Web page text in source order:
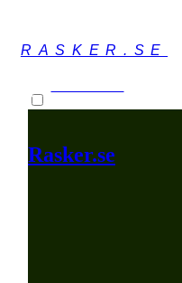
RASKER.SE
Rasker.se